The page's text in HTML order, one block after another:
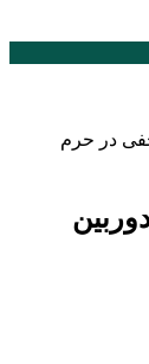
در حرم